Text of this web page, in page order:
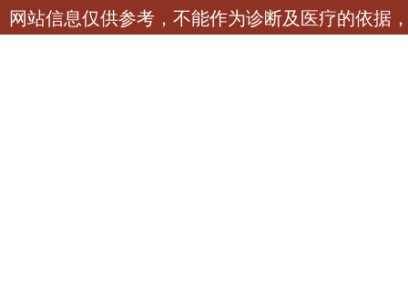
网站信息仅供参考，不能作为诊断及医疗的依据